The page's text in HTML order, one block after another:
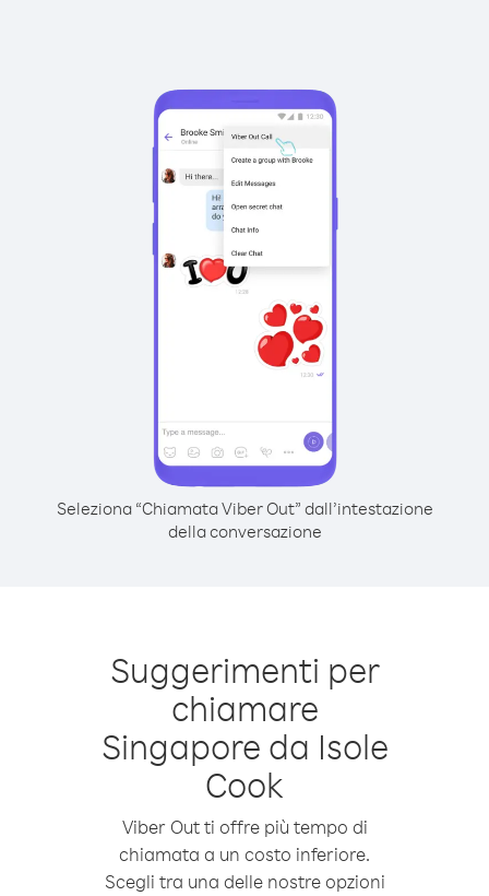
Seleziona “Chiamata Viber Out” dall’intestazione
della conversazione
Suggerimenti per
chiamare
Singapore da Isole
Cook
Viber Out ti offre più tempo di
chiamata a un costo inferiore.
Scegli tra una delle nostre opzioni